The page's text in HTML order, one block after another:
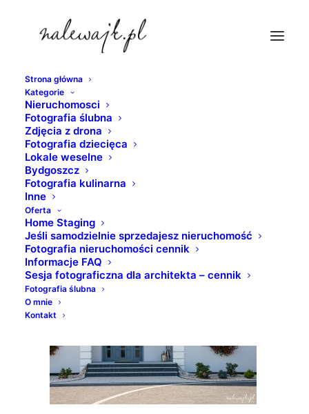
Strona główna
Kategorie
Nieruchomosci
Fotografia ślubna
Zdjęcia z drona
Fotografia dziecięca
Lokale weselne
Bydgoszcz
Fotografia kulinarna
Inne
Oferta
Home Staging
Jeśli samodzielnie sprzedajesz nieruchomość
Fotografia nieruchomości cennik
Informacje FAQ
Sesja fotograficzna dla architekta – cennik
Fotografia ślubna
O mnie
Kontakt
fotograf-bydgoszcz
Strona Główna
Fotografia wnętrz | zdjęcia wnętrz | mieszkania | domy |
nieruchomości komercyjne